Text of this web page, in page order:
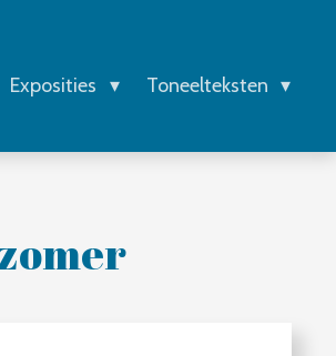
Exposities
Toneelteksten